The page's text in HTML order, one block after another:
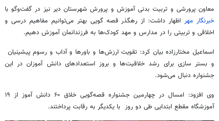
معاون پرورشی و تربیت بدنی آموزش و پرورش شهرستان دیر نیز در گفت‌وگو با
خبرنگار مهر اظهار داشت: از رهگذر قصه گویی بهتر می‌توانیم مفاهیم درسی و
اخلاقی و تربیتی را در مدارس و مهد کودک‌ها به فرزندانمان آموزش دهیم.
اسماعیل مختارزاده بیان کرد: تقویت ارزش‌ها و باورها و آداب و رسوم پیشینیان
و بستر سازی برای رشد خلاقیت‌ها و بروز استعدادهای دانش آموزان در این
جشنواره دنبال می‌شود.
وی افزود: امسال در چهارمین جشنواره قصه‌گویی خلاق ۶۰ دانش آموز از ۱۹
آموزشگاه مقطع ابتدایی طی دو روز با یکدیگر به رقابت پرداختند.